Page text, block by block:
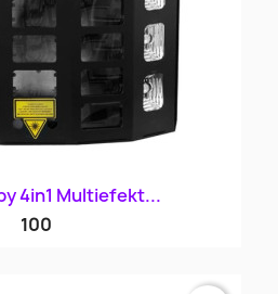
4in1 Multiefekt...
100